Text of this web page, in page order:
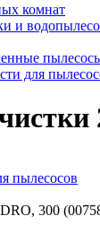
комнат
и
для
пылесосов
300